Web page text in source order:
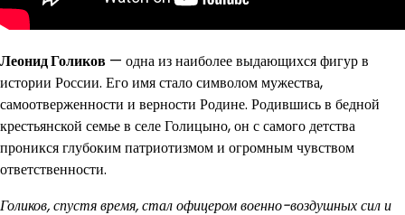
Леонид Голиков — одна из наиболее выдающихся фигур в
истории России. Его имя стало символом мужества,
самоотверженности и верности Родине. Родившись в бедной
крестьянской семье в селе Голицыно, он с самого детства
проникся глубоким патриотизмом и огромным чувством
ответственности.
Голиков, спустя время, стал офицером военно-воздушных сил и